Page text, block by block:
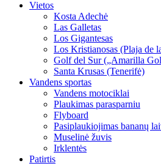
Vietos
Kosta Adechė
Las Galletas
Los Gigantesas
Los Kristianosas (Plaja de
Golf del Sur („Amarilla
Santa Krusas (Tenerifė)
Vandens sportas
Vandens motociklai
Plaukimas parasparniu
Flyboard
Pasiplaukiojimas bananų
Muselinė žuvis
Irklentės
Patirtis